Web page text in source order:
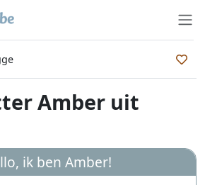
Amber uit
ik ben Amber!